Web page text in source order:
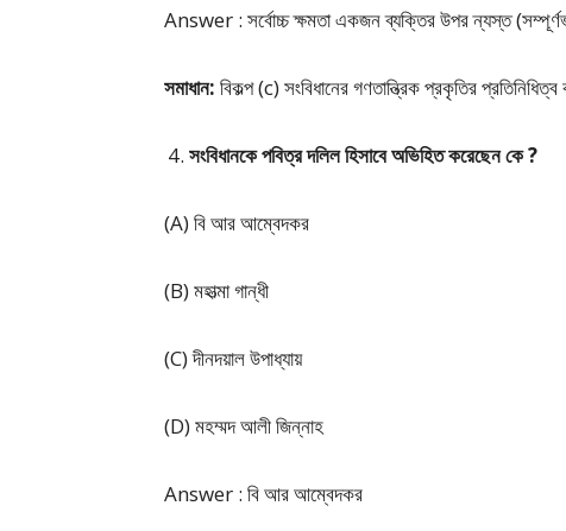
Answer : সর্বোচ্চ ক্ষমতা একজন ব্যক্তির উপর ন্যস্ত
সমাধান: বিকল্প (c) সংবিধানের গণতান্ত্রিক প্রকৃতির
সংবিধানকে পবিত্র দলিল হিসাবে অভিহিত করেছেন কে ?
(A) বি আর আম্বেদকর
(B) মহাত্মা গান্ধী
(C) দীনদয়াল উপাধ্যায়
(D) মহম্মদ আলী জিন্নাহ
Answer : বি আর আম্বেদকর